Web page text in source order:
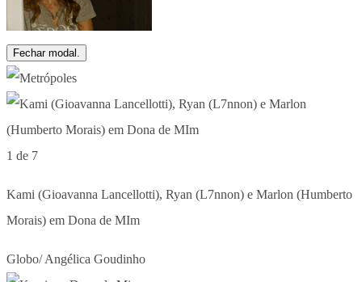
Fechar modal.
1 de 7
Kami (Gioavanna Lancellotti), Ryan (L7nnon) e Marlon (Humberto
Morais) em Dona de MIm
Globo/ Angélica Goudinho